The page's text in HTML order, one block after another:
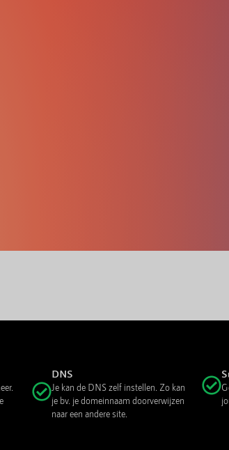
DNS
Je kan de DNS zelf instellen. Zo kan
je bv. je domeinnaam doorverwijzen
naar een andere site.